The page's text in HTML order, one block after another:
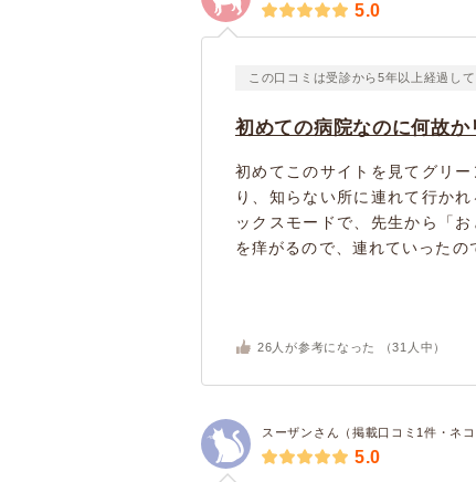
5.0
この口コミは受診から5年以上経過して
初めての病院なのに何故
初めてこのサイトを見てグリ
り、知らない所に連れて行か
ックスモードで、先生から「
を痒がるので、連れていったの
26 人が参考になった （31 人中）
スーザンさん（掲載口コミ1件・ネコ
5.0